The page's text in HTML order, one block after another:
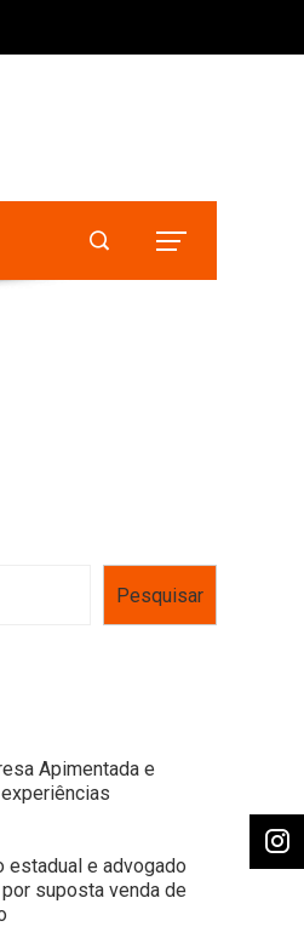
Pesquisar
Apimentada e
estadual e advogado
suposta venda de